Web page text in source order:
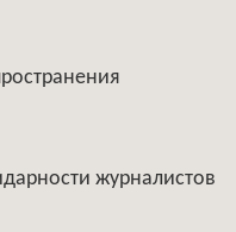
журналистов